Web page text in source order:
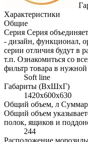
Характеристики
Общие
Серия Серия
- дизайн, функционал,
серии отличия будут в
т.п. Ознакомиться со
фильтр товара в нужной
Soft line
Габариты (ВхШхГ)
1420x600x630
Общий объем, л
Общий объем
полок, ящиков и
244
Расположение